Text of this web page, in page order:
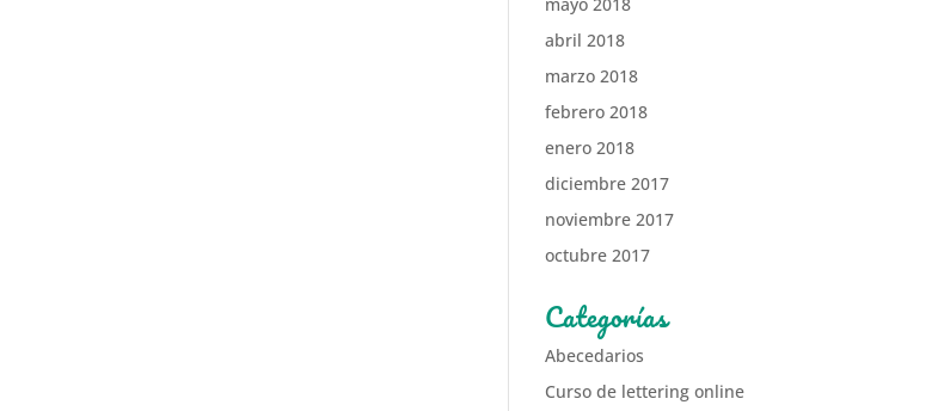
abril 2018
marzo 2018
febrero 2018
enero 2018
diciembre 2017
noviembre 2017
octubre 2017
Categorías
Abecedarios
Curso de lettering online